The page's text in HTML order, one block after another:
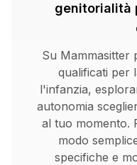
genitorialità
Su Mammasitter
qualificati per
l'infanzia,
autonomia
al tuo momento.
modo
specifiche e